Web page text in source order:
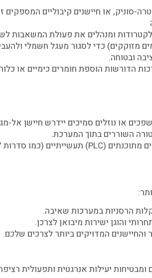
סוניק, או חיישנים קיבוליים המספקים
ומנהלים את פעולת המשאבות
מזוקקים) כדי לסגור מעגל חשמלי
ובטוחה.
הדורשות הוספת חומרים כימיים או
או נוזלים סמיכים יידרש חיישן אל-
השוררים בתוך המערכת.
הרסניות במערכות שאיבה.
והוגן ישירות מיבואן לצרכן.
המדויקים ביותר לצרכים שלכם.
יעילות אנרגטית ותפעולית